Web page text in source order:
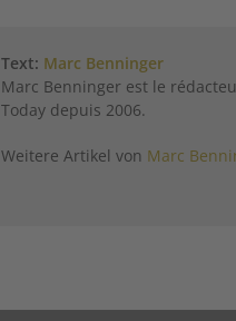
Text: Marc Benninger
Marc Benninger est le
Today depuis 2006.
Weitere Artikel von Marc